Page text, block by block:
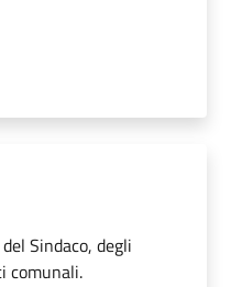
Sindaco, degli
comunali.